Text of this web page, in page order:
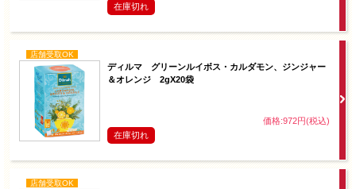
在庫切れ
店舗受取OK
ディルマ グリーンルイボス・カルダモン、ジンジャー
＆オレンジ 2gX20袋
価格:972円(税込)
在庫切れ
店舗受取OK